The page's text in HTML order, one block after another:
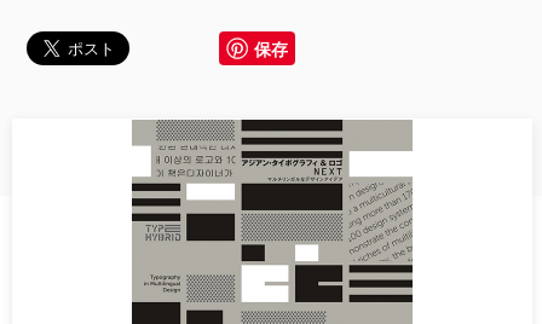
保存